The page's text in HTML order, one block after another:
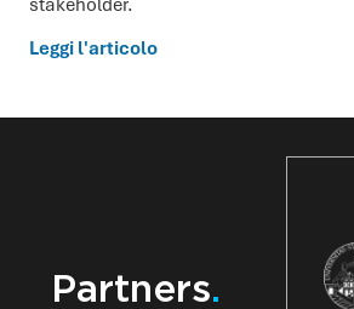
Leggi l'articolo
Partners.